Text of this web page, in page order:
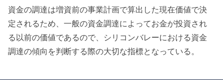
資金の調達は増資前の事業計画で算出した現在価値で決
定されるため、一般の資金調達によってお金が投資され
る以前の価値であるので、シリコンバレーにおける資金
調達の傾向を判断する際の大切な指標となっている。